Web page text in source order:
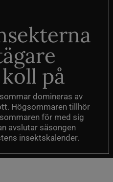
på
domineras av
Högsommaren tillhör
för med sig
avslutar säsongen
insektskalender.